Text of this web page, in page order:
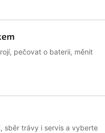
pečovat o baterii, měnit
sběr trávy i servis a vyberte